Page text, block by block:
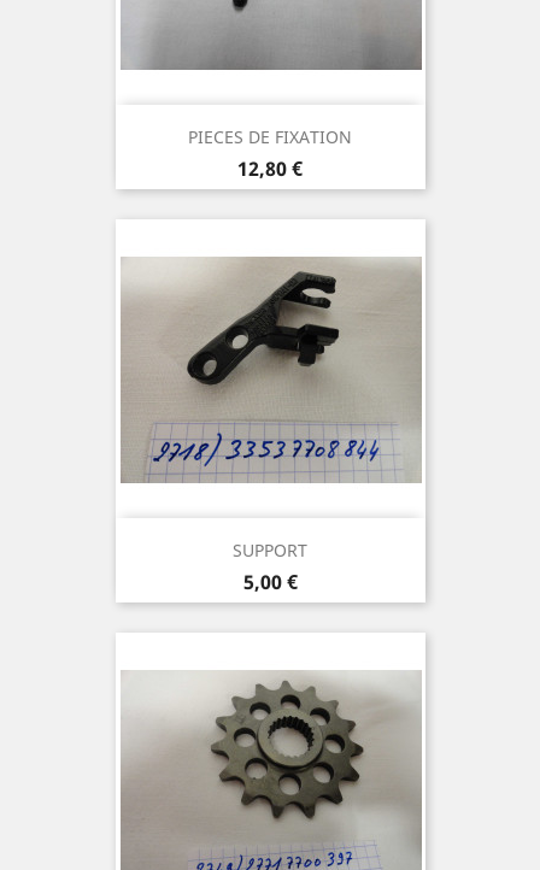
PIECES DE FIXATION
Prix
12,80 €
SUPPORT
Prix
5,00 €